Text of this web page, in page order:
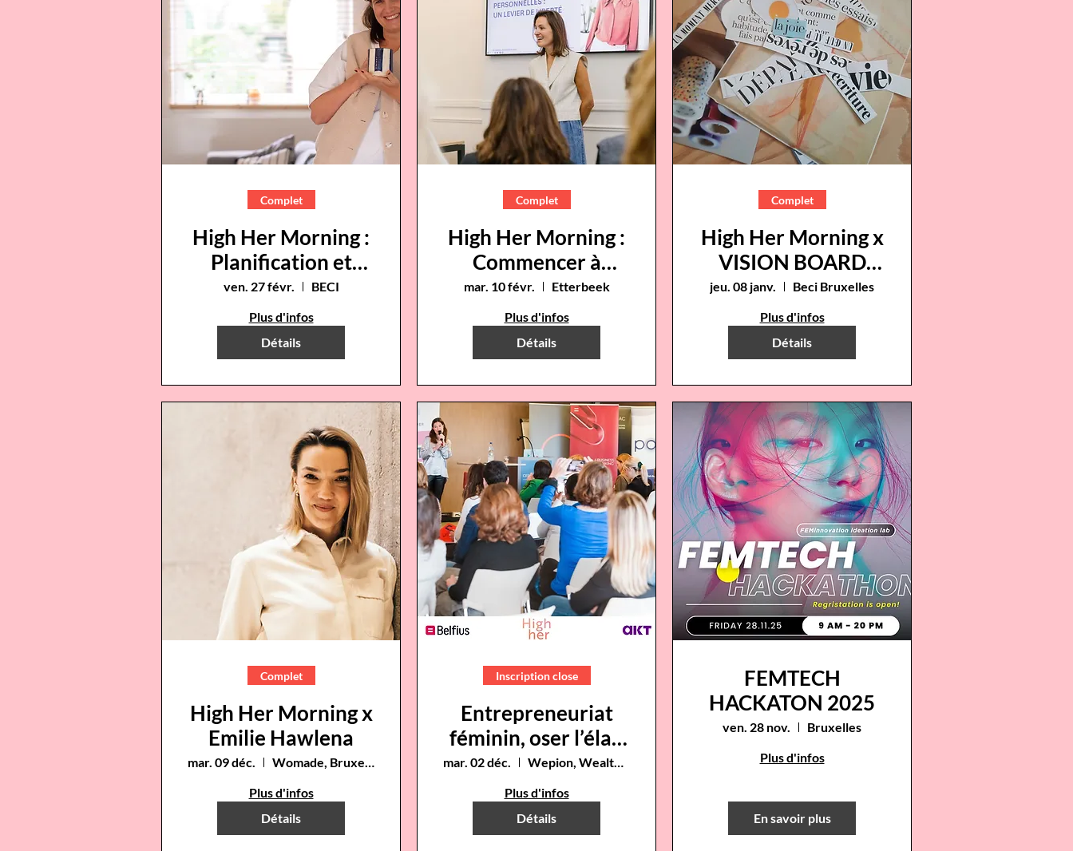
Complet
High Her Morning :
Planification et
Organisation
ven. 27 févr.
BECI
Plus d'infos
Détails
Complet
High Her Morning :
Commencer à
investir,
simplement
mar. 10 févr.
Etterbeek
Plus d'infos
Détails
Complet
High Her Morning x
VISION BOARD
avec Valérie
Laroche💫
jeu. 08 janv.
Beci Bruxelles
Plus d'infos
Détails
Complet
High Her Morning x
Emilie Hawlena
mar. 09 déc.
Womade, Bruxelles
Plus d'infos
Détails
Inscription close
Entrepreneuriat
féminin, oser l’élan
et la croissance !
mar. 02 déc.
Wepion, Wealth House Belfius
Plus d'infos
Détails
FEMTECH
HACKATON 2025
ven. 28 nov.
Bruxelles
Plus d'infos
En savoir plus